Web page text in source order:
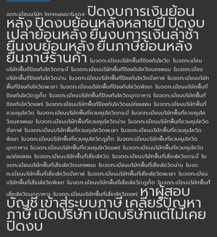
จดทะเบียนบริษัท โคกหนองนาโมเดล ปิดงบการเงินย้อน
หลังปิดงบย้อนหลังหลายปีปิดงบ
เปล่าย้อนหลังยื่นงบการเงินล่าช้า
ยื่นงบย้อนหลังยื่นภาษีย้อนหลัง
ยื่นภาษีร้านค้า รับจดทะเบียนบริษัทพื้นทีป้องกันโควิด รับจดทะเบียน
บริษัทพื้นทีป้องกันโควิดกระบี่ รับจดทะเบียนบริษัทพื้นทีป้องกันโควิดนครพนม รับจดทะเบียน
บริษัทพื้นทีป้องกันโควิดน่าน รับจดทะเบียนบริษัทพื้นทีป้องกันโควิดบึงกาฬ รับจดทะเบียนบริษัท
พื้นทีป้องกันโควิดพะเยา รับจดทะเบียนบริษัทพื้นทีป้องกันโควิดพังงา รับจดทะเบียนบริษัทพื้นที
ป้องกันโควิดภูเก็ต รับจดทะเบียนบริษัทพื้นทีป้องกันโควิดมุกดาหาร รับจดทะเบียนบริษัทพื้นที
ป้องกันโควิดแพร่ รับจดทะเบียนบริษัทพื้นทีป้องกันโควิดแม่ฮ่องสอน รับจดทะเบียนบริษัทพื้นที่
ควบคุมโควิด รับจดทะเบียนบริษัทพื้นที่ควบคุมโควิดกระบี่ รับจดทะเบียนบริษัทพื้นที่ควบคุมโค
วิดนครพนม รับจดทะเบียนบริษัทพื้นที่ควบคุมโควิดน่าน รับจดทะเบียนบริษัทพื้นที่ควบคุมโควิด
บึงกาฬ รับจดทะเบียนบริษัทพื้นที่ควบคุมโควิดพะเยา รับจดทะเบียนบริษัทพื้นที่ควบคุมโควิด
พังงา รับจดทะเบียนบริษัทพื้นที่ควบคุมโควิดภูเก็ต รับจดทะเบียนบริษัทพื้นที่ควบคุมโควิด
มุกดาหาร รับจดทะเบียนบริษัทพื้นที่ควบคุมโควิดแพร่ รับจดทะเบียนบริษัทพื้นที่ควบคุมโควิด
แม่ฮ่องสอน รับจดทะเบียนบริษัทพื้นที่เสี่ยงโควิด รับจดทะเบียนบริษัทพื้นที่เสี่ยงโควิดกระบี่ รับ
จดทะเบียนบริษัทพื้นที่เสี่ยงโควิดนครพนม รับจดทะเบียนบริษัทพื้นที่เสี่ยงโควิดน่าน รับจด
ทะเบียนบริษัทพื้นที่เสี่ยงโควิดบึงกาฬ รับจดทะเบียนบริษัทพื้นที่เสี่ยงโควิดพะเยา รับจดทะเบียน
บริษัทพื้นที่เสี่ยงโควิดพังงา รับจดทะเบียนบริษัทพื้นที่เสี่ยงโควิดภูเก็ต รับจดทะเบียนบริษัทพื้นที่
เสี่ยงโควิดมุกดาหาร รับจดทะเบียนบริษัทพื้นที่เสี่ยงโควิดแพร่ หาผู้สอบ
บัญชีเข้าสู่ระบบภาษีเคลียร์ปัญหา
ภาษีเปิดบริษัทเปิดบริษัทแต่ไม่เคย
ปิดงบ